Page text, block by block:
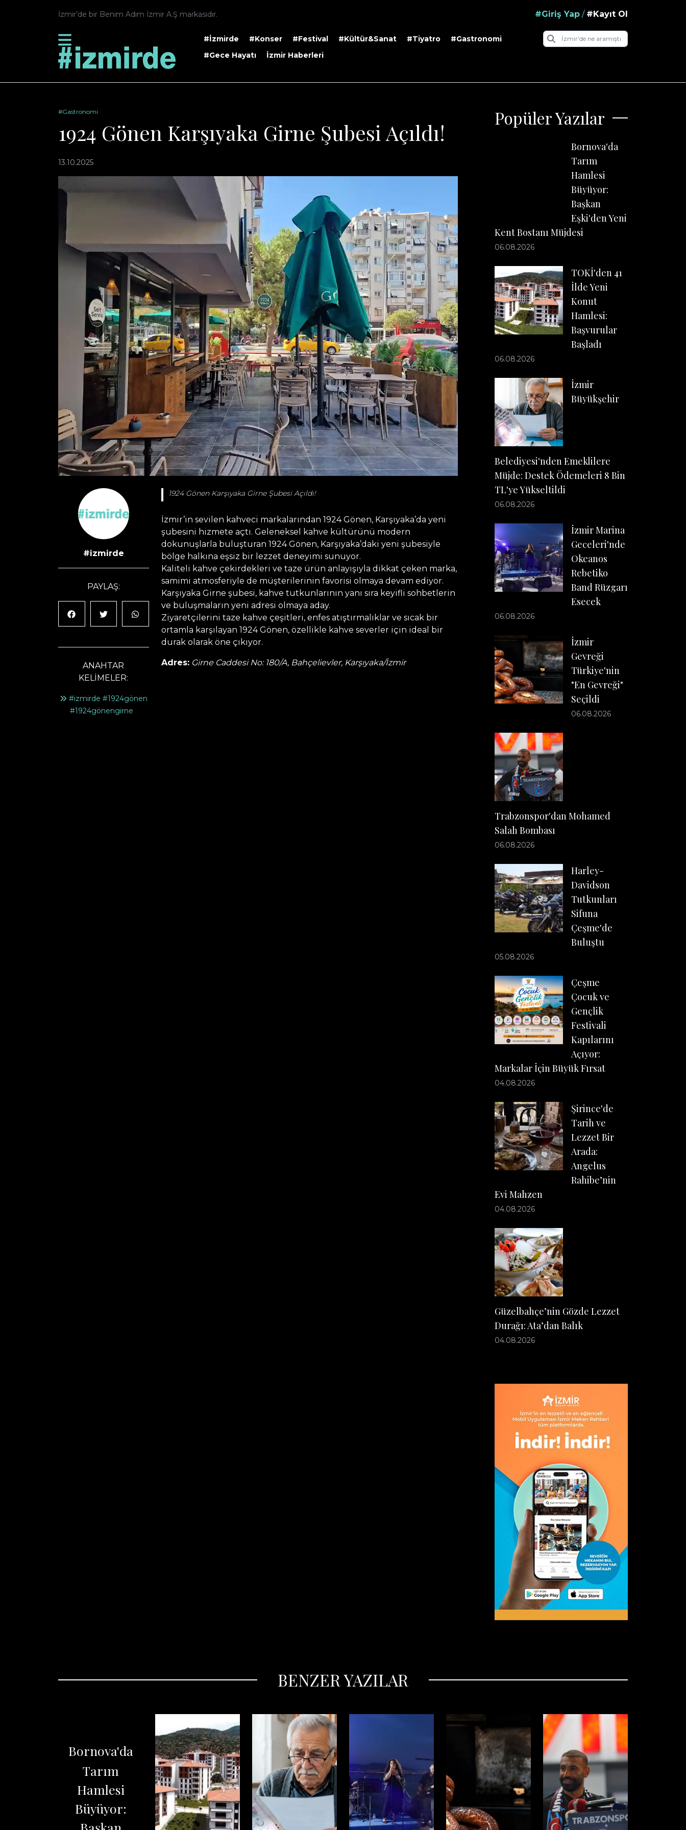
İzmir’de bir Benim Adım İzmir A.Ş markasıdır. #Giriş Yap / #Kayıt Ol
#İzmirde #Konser #Festival #Kültür&Sanat #Tiyatro
#Gastronomi
#Gece Hayatı
İzmir Haberleri
#Gastronomi
1924 Gönen Karşıyaka Girne Şubesi Açıldı!
13.10.2025
#izmirde
PAYLAŞ:
ANAHTAR
KELİMELER:
#izmirde #1924gönen
#1924gönengirne
1924 Gönen Karşıyaka Girne Şubesi Açıldı!
İzmir’in sevilen kahveci markalarından 1924 Gönen, Karşıyaka’da yeni
şubesini hizmete açtı. Geleneksel kahve kültürünü modern
dokunuşlarla buluşturan 1924 Gönen, Karşıyaka’daki yeni şubesiyle
bölge halkına eşsiz bir lezzet deneyimi sunuyor.
Kaliteli kahve çekirdekleri ve taze ürün anlayışıyla dikkat çeken marka,
samimi atmosferiyle de müşterilerinin favorisi olmaya devam ediyor.
Karşıyaka Girne şubesi, kahve tutkunlarının yanı sıra keyifli sohbetlerin
ve buluşmaların yeni adresi olmaya aday.
Ziyaretçilerini taze kahve çeşitleri, enfes atıştırmalıklar ve sıcak bir
ortamla karşılayan 1924 Gönen, özellikle kahve severler için ideal bir
durak olarak öne çıkıyor.
Adres: Girne Caddesi No: 180/A, Bahçelievler, Karşıyaka/İzmir
Popüler Yazılar
Bornova'da
Tarım
Hamlesi
Büyüyor:
Başkan
Eşki'den Yeni
Kent Bostanı Müjdesi
06.08.2026
TOKİ'den 41
İlde Yeni
Konut
Hamlesi:
Başvurular
Başladı
06.08.2026
İzmir
Büyükşehir
Belediyesi'nden Emeklilere
Müjde: Destek Ödemeleri 8 Bin
TL'ye Yükseltildi
06.08.2026
İzmir Marina
Geceleri'nde
Okeanos
Rebetiko
Band Rüzgarı
Esecek
06.08.2026
İzmir
Gevreği
Türkiye'nin
"En Gevreği"
Seçildi
06.08.2026
Trabzonspor'dan Mohamed
Salah Bombası
06.08.2026
Harley-
Davidson
Tutkunları
Sifuna
Çeşme'de
Buluştu
05.08.2026
Çeşme
Çocuk ve
Gençlik
Festivali
Kapılarını
Açıyor:
Markalar İçin Büyük Fırsat
04.08.2026
Şirince'de
Tarih ve
Lezzet Bir
Arada:
Angelus
Rahibe’nin
Evi Mahzen
04.08.2026
Güzelbahçe’nin Gözde Lezzet
Durağı: Ata’dan Balık
04.08.2026
BENZER YAZILAR
Bornova'da
Tarım
Hamlesi
Büyüyor: